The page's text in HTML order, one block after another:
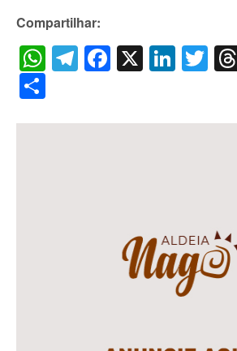
Compartilhar:
WhatsApp
Telegram
Facebook
X